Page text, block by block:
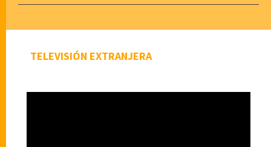
TELEVISIÓN EXTRANJERA